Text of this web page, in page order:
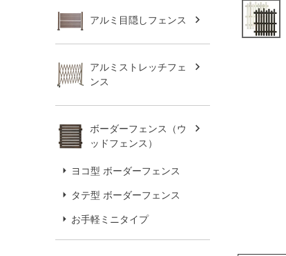
アルミ目隠しフェンス
アルミストレッチフェ
ンス
ボーダーフェンス（ウ
ッドフェンス）
ヨコ型 ボーダーフェンス
タテ型 ボーダーフェンス
お手軽ミニタイプ